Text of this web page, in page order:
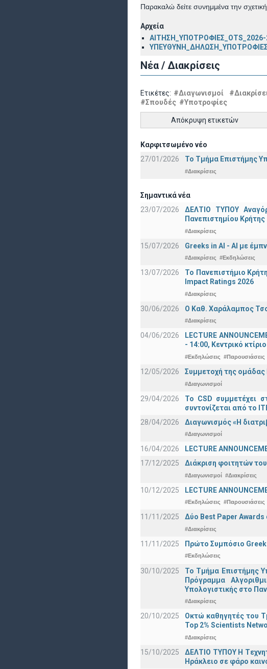
Παρακαλώ δείτε συνημμένα την
Αρχεία
Νέα / Διακρίσεις
Ετικέτες: #Διαγωνισμοί
#Σπουδές #Υποτροφίες
Απόκρυψη ετικετών
Καρφιτσωμένο νέο
27/01/2026
Το Τμήμα Επιστήμης
#Διακρίσεις
Σημαντικά νέα
23/07/2026
ΔΕΛΤΙΟ ΤΥΠΟΥ
Πανεπιστημίου Κρήτης
#Διακρίσεις
15/07/2026 Greeks in AI - ΑΙ με
#Διακρίσεις #Εκδηλώσεις
13/07/2026
Το Πανεπιστήμιο
Impact Ratings 2026
#Διακρίσεις
30/06/2026 Ο Καθ. Χαράλαμπος
#Διακρίσεις
04/06/2026
LECTURE
- 14:00, Κεντρικό
#Εκδηλώσεις #Παρουσιάσεις
12/05/2026 Συμμετοχή της ομάδας
#Διαγωνισμοί
29/04/2026
Το CSD συμμετέχει
συντονίζεται από το
28/04/2026
Διαγωνισμός «Η
#Διαγωνισμοί
16/04/2026
LECTURE
17/12/2025
Διάκριση φοιτητών
#Διαγωνισμοί #Διακρίσεις
10/12/2025 LECTURE
#Εκδηλώσεις #Παρουσιάσεις
11/11/2025 Δύο Best Paper
#Διακρίσεις
11/11/2025 Πρώτο Συμπόσιο
#Εκδηλώσεις
30/10/2025
Το Τμήμα Επιστήμης
Πρόγραμμα
Υπολογιστικής στο
#Διακρίσεις
20/10/2025
Οκτώ καθηγητές του
Top 2% Scientists
#Διακρίσεις
15/10/2025
ΔΕΛΤΙΟ ΤΥΠΟΥ H
Ηράκλειο σε φάρο